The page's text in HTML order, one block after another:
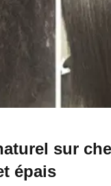
sur
épais